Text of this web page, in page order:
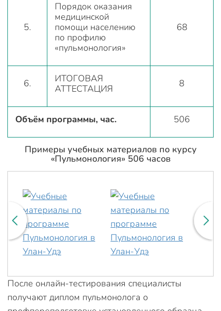
5.
Порядок оказания
медицинской
помощи населению
по профилю
«пульмонология»
68
6.
ИТОГОВАЯ
АТТЕСТАЦИЯ
8
Объём программы, час. 506
Примеры учебных материалов по курсу
«Пульмонология» 506 часов
После онлайн-тестирования специалисты
получают диплом пульмонолога о